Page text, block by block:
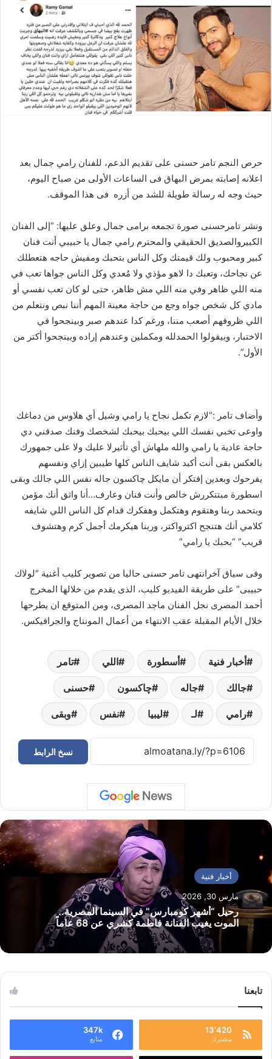
حرص النجم تامر حسنى على تقديم الدعم، للفنان رامي جمال بعد
اعلانه إصابته بمرض البهاق فى الساعات الأولى من صباح اليوم،
حيث وجه له رسالة طويلة للشد من أزره فى هذا الموقف.
ونشر تامرحسنى صورة تجمعه برامى جمال وعلق عليها: “إلى الفنان
الكبيروالصديق الحقيقي والمحترم رامي جمال يا حبيبي أنت فنان
كبير ومحبوب ولك قيمتك وكل الناس بتحبك ومفيش حاجه هتعطلك
عن نجاحك، وتعبك دا لاهو مؤذي ولا مُعدي وكل الناس جواها تعب في
منه اللي ظاهر وفي منه اللي مش ظاهر، حتى لو كان تعب نفسي أو
مادي كل شخص جواه وجع من حاجة معينة المهم أننا نبص ونتعلم من
اللي ظروفهم أصعب مننا، ورغم كدا عندهم صبر وبينجحوا في
الاختبار، وبيقولوا الحمدلله ومكملين وعندهم إراده وبينجحوا أكتر من
الأول”.
وأضاف تامر :”لازم تكمل نجاح يا رامي وشيل أي هلاوس من دماغك
واوعى تخبي نفسك اللي بيحبك بيحبك لشخصك وفنك صدقني دي
حاجة عادية يا رامي والله ملهاش أي تأثيرلا عليك ولا على جمهورك
بالعكس بقى أنت أكيد شايف الناس كلها طيبين إزاي ونفسهم
يفرحوك وبعدين إفتكر أن مايكل چاكسون جاله نفس اللي جالك وبقى
اسطورة مبتتكررش خالص وأنت فنان وعارف…أنا واثق أنك مؤمن
وبتحمد ربنا وهتقوم وهتكمل وهفكرك قدام كل الناس اللي شايفه
كلامي أنك هتنجح اكترواكتر، وربنا هيكرمك أجمل كرم وهتشوف
قريب” “بحبك يا رامي”
وفى سياق آخرانتهى تامر حسنى حاليا من تصوير كليب أغنية “لولاك
حبيبى” على طريقة الفيديو كليب، الذى يقدم من خلالها المخرج
أحمد المصرى نجل الفنان ماجد المصرى، ومن المتوقع ان يطرحها
خلال الأيام المقبلة عقب الانتهاء من أعمال المونتاج والجرافيكس.
أخبار فنية أسطورة اللي تامر
جالك جاله چاكسون حسنى
رامي لـ ليبيا نفس وبقى
نسخ الرابط
أخبار فنية
مارس 30, 2026
رحيل “أشهر كومبارس” في السينما المصرية..
الموت يغيب الفنانة فاطمة كشري عن 68 عاماً
تابعنا
13٬420
مشترك
347k
متابع